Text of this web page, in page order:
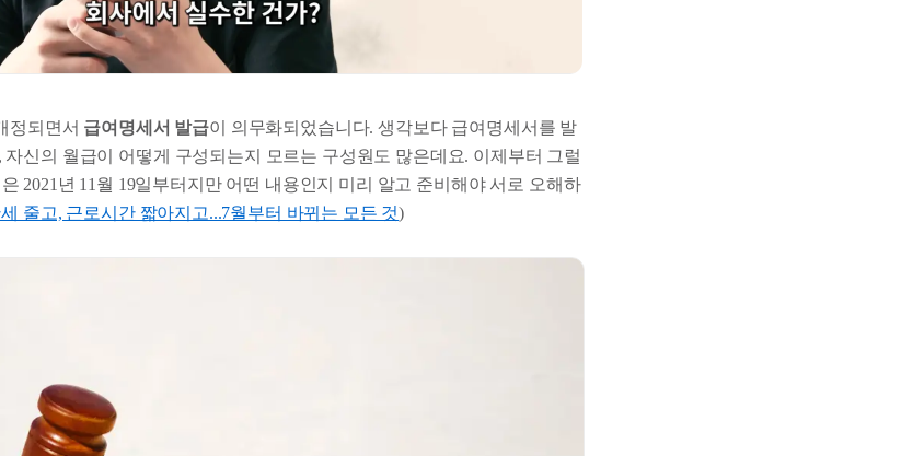
정되면서 급여명세서 발급이 의무화되었습니다. 생각보다 급여명세서를 발
신의 월급이 어떻게 구성되는지 모르는 구성원도 많은데요. 이제부터 그럴
2021년 11월 19일부터지만 어떤 내용인지 미리 알고 준비해야 서로 오해하
줄고, 근로시간 짧아지고...7월부터 바뀌는 모든 것)